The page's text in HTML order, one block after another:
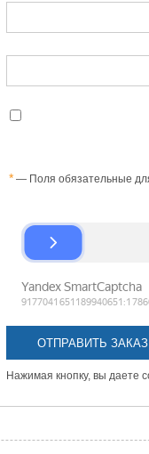
— Поля обязательные
Нажимая кнопку, вы даете